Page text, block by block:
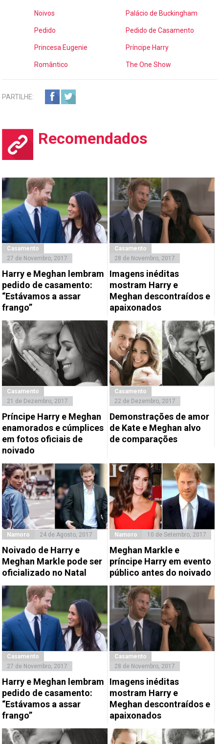
Noivos Palácio de Buckingham
Pedido Pedido de Casamento
Princesa Eugenie Príncipe Harry
Romântico The One Show
PARTILHE:
Recomendados
Casamento
27 de Novembro, 2017
Harry e Meghan lembram
pedido de casamento:
“Estávamos a assar
frango”
Casamento
28 de Novembro, 2017
Imagens inéditas
mostram Harry e
Meghan descontraídos e
apaixonados
Casamento
21 de Dezembro, 2017
Príncipe Harry e Meghan
enamorados e cúmplices
em fotos oficiais de
noivado
Casamento
22 de Dezembro, 2017
Demonstrações de amor
de Kate e Meghan alvo
de comparações
Namoro 24 de Agosto, 2017
Noivado de Harry e
Meghan Markle pode ser
oficializado no Natal
Namoro 10 de Setembro, 2017
Meghan Markle e
príncipe Harry em evento
público antes do noivado
Casamento
27 de Novembro, 2017
Harry e Meghan lembram
pedido de casamento:
“Estávamos a assar
frango”
Casamento
28 de Novembro, 2017
Imagens inéditas
mostram Harry e
Meghan descontraídos e
apaixonados